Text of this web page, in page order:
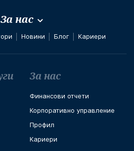
За нас
Новини Блог Кариери
За нас
Финансови отчети
Корпоративно управление
Профил
Кариери